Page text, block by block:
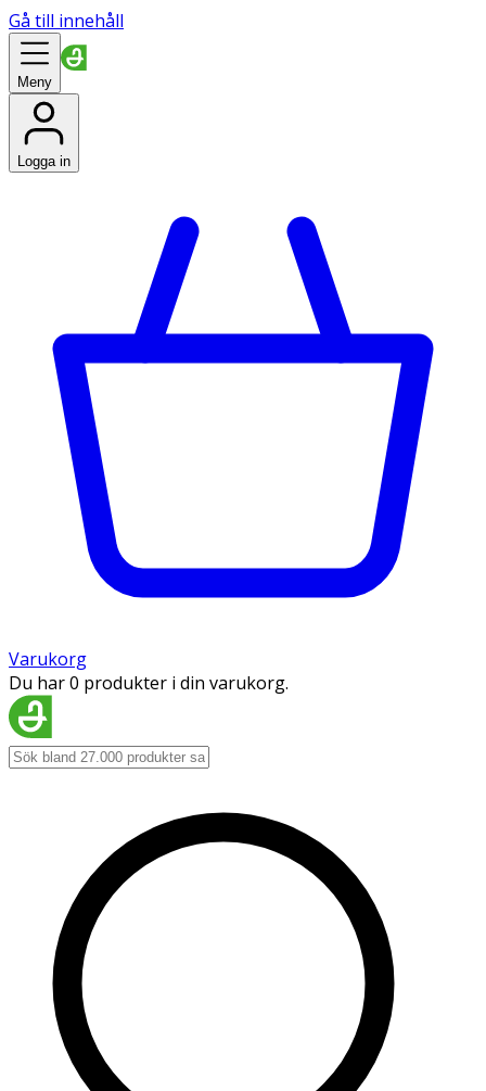
Gå till innehåll
Meny
Logga in
Varukorg
Du har 0 produkter i din varukorg.